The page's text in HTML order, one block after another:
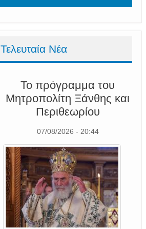
Τελευταία Νέα
Το πρόγραμμα του
Μητροπολίτη Ξάνθης και
Περιθεωρίου
07/08/2026 - 20:44